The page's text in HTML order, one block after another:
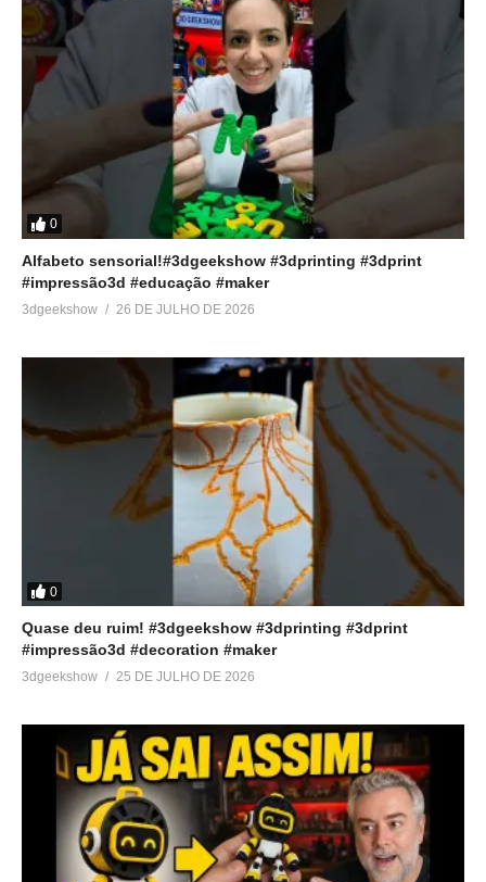
0
Alfabeto sensorial!#3dgeekshow #3dprinting #3dprint
#impressão3d #educação #maker
3dgeekshow 26 DE JULHO DE 2026
0
Quase deu ruim! #3dgeekshow #3dprinting #3dprint
#impressão3d #decoration #maker
3dgeekshow 25 DE JULHO DE 2026